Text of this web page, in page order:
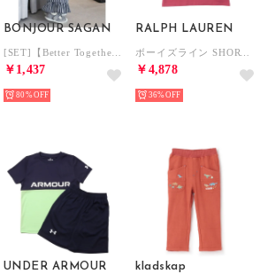
BONJOUR SAGAN
￥1,437
80%
RALPH LAUREN
￥4,878
36%
UNDER ARMOUR kladskap